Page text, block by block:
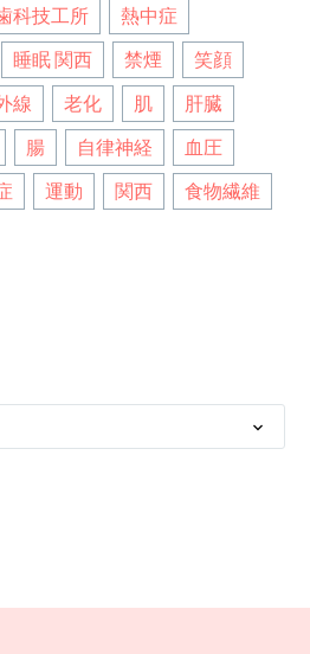
科技工所
熱中症
睡眠 関西 禁煙
笑顔
線 老化 肌
肝臓
腸 自律神経
血圧
運動 関西
食物繊維